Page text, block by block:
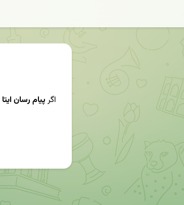
اگر پیام رسان ایتا